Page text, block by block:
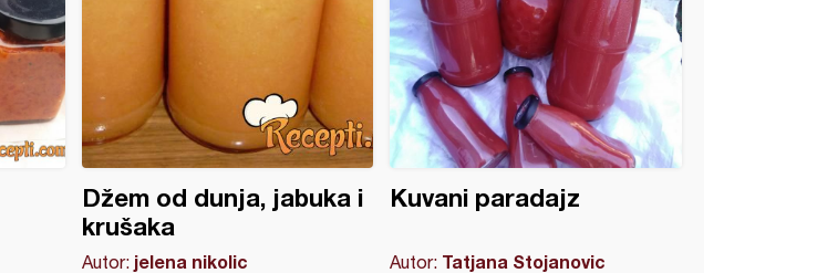
Džem od dunja, jabuka i
krušaka
Autor: jelena nikolic
Kuvani paradajz
Autor: Tatjana Stojanovic